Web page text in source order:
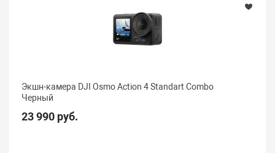
Экшн-камера DJI Osmo Action 4 Standart Combo
Черный
23 990 руб.